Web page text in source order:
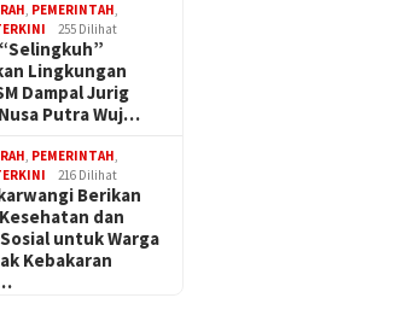
, PEMERINTAH,
255 Dilihat
Lingkungan
Dampal Jurig
Putra Wuj…
, PEMERINTAH,
216 Dilihat
Berikan
dan
untuk Warga
Kebakaran